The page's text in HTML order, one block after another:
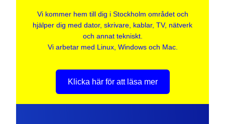
Vi kommer hem till dig i Stockholm området och
hjälper dig med dator, skrivare, kablar, TV, nätverk
och annat tekniskt.
Vi arbetar med Linux, Windows och Mac.
Klicka här för att läsa mer